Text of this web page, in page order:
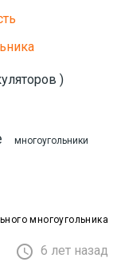
)
многоугольники
многоугольника
 6 лет назад